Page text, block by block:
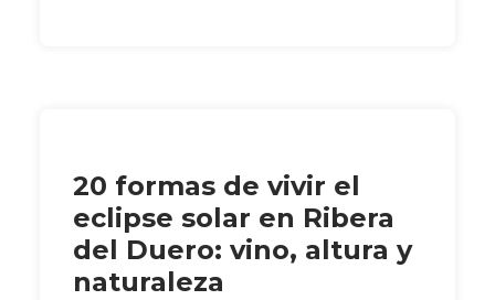
20 formas de vivir el
eclipse solar en Ribera
del Duero: vino, altura y
naturaleza